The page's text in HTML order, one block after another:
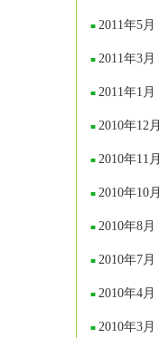
2011年5月
2011年3月
2011年1月
2010年12月
2010年11月
2010年10月
2010年8月
2010年7月
2010年4月
2010年3月